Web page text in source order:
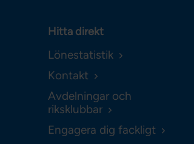
Hitta direkt
Lönestatistik
Kontakt
Avdelningar och
riksklubbar
Engagera dig fackligt